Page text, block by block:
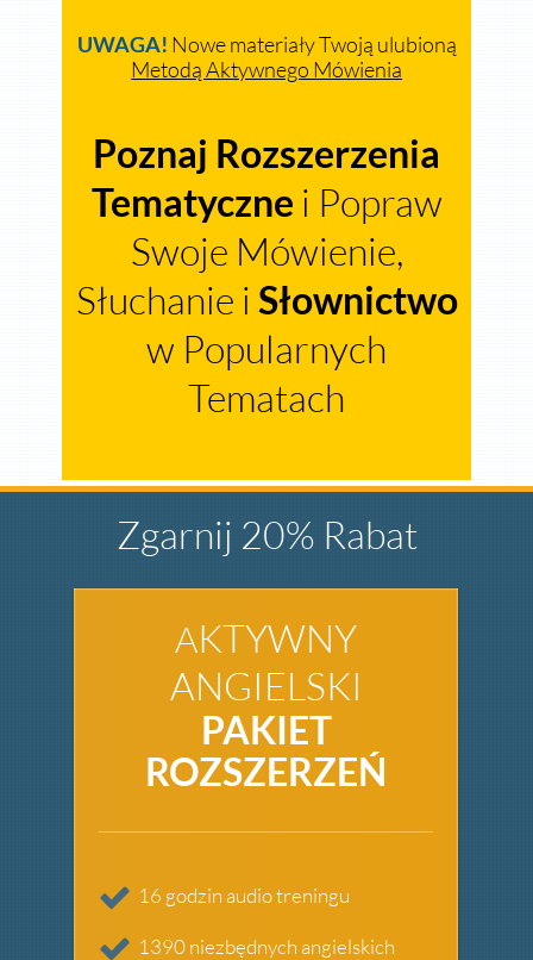
UWAGA! Nowe materiały Twoją ulubioną
Metodą Aktywnego Mówienia
Poznaj Rozszerzenia
Tematyczne i Popraw
Swoje Mówienie,
Słuchanie i Słownictwo
w Popularnych
Tematach
Zgarnij 20% Rabat
AKTYWNY
ANGIELSKI
PAKIET
ROZSZERZEŃ
16 godzin audio treningu
1390 niezbędnych angielskich